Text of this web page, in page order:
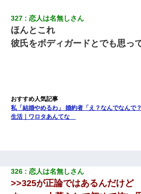
327 恋人は名無しさん
ほんとこれ
彼氏をボディガードとでも思っ
私「結婚やめるわ」 婚約者「え？なんでなんで
生活｜ワロタあんてな
326 恋人は名無しさん
>>325が正論ではあるんだけど